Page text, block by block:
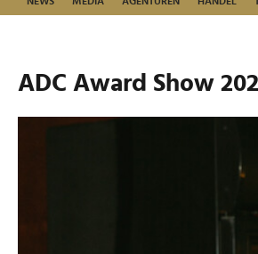
ADC Award Show